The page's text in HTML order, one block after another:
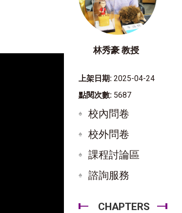
林秀豪 教授
上架日期: 2025-04-24
點閱次數: 5687
校內問卷
校外問卷
課程討論區
諮詢服務
CHAPTERS